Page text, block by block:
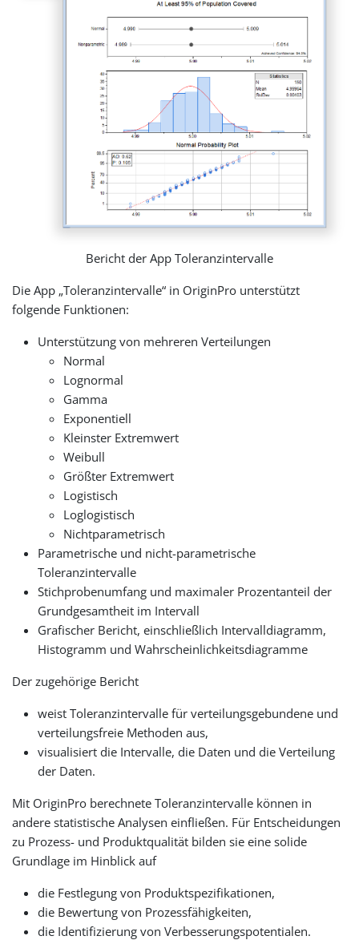
Bericht der App Toleranzintervalle
Die App „Toleranzintervalle“ in OriginPro unterstützt
folgende Funktionen:
Unterstützung von mehreren Verteilungen
Normal
Lognormal
Gamma
Exponentiell
Kleinster Extremwert
Weibull
Größter Extremwert
Logistisch
Loglogistisch
Nichtparametrisch
Parametrische und nicht-parametrische
Toleranzintervalle
Stichprobenumfang und maximaler Prozentanteil der
Grundgesamtheit im Intervall
Grafischer Bericht, einschließlich Intervalldiagramm,
Histogramm und Wahrscheinlichkeitsdiagramme
Der zugehörige Bericht
weist Toleranzintervalle für verteilungsgebundene und
verteilungsfreie Methoden aus,
visualisiert die Intervalle, die Daten und die Verteilung
der Daten.
Mit OriginPro berechnete Toleranzintervalle können in
andere statistische Analysen einfließen. Für Entscheidungen
zu Prozess- und Produktqualität bilden sie eine solide
Grundlage im Hinblick auf
die Festlegung von Produktspezifikationen,
die Bewertung von Prozessfähigkeiten,
die Identifizierung von Verbesserungspotentialen.